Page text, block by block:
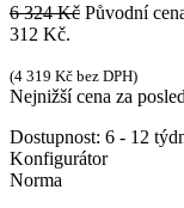
6 324Kč Původní
312 Kč.
(4 319 Kč bez DPH)
Nejnižší cena za
Dostupnost: 6 - 12
Konfigurátor
Norma